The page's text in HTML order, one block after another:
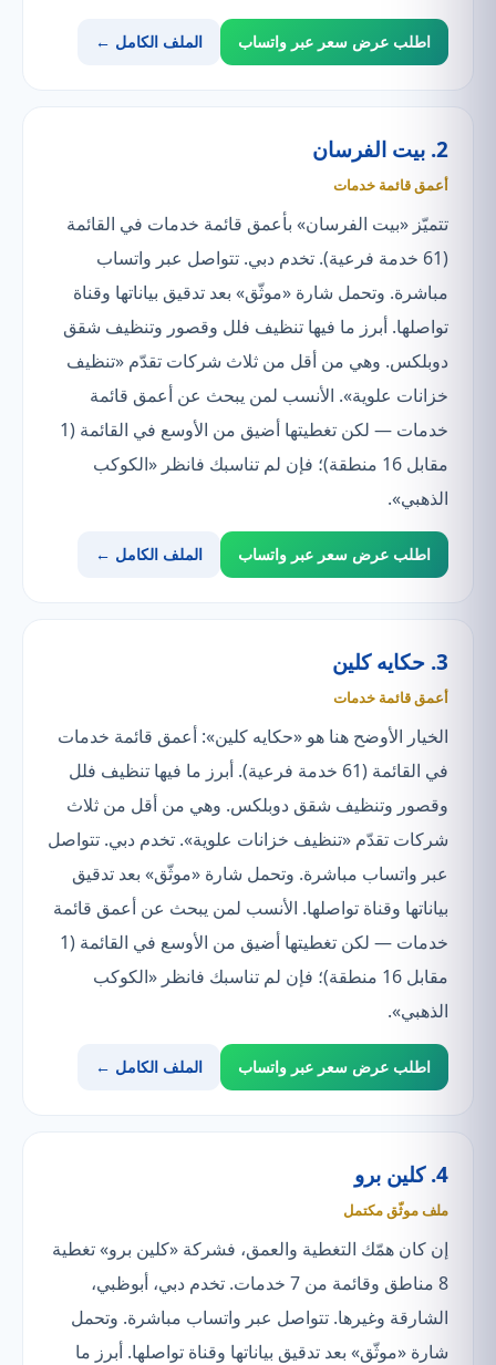
اطلب عرض سعر عبر واتساب الملف الكامل ←
2. بيت الفرسان
أعمق قائمة خدمات
تتميّز «بيت الفرسان» بأعمق قائمة خدمات في القائمة
(61 خدمة فرعية). تخدم دبي. تتواصل عبر واتساب
مباشرة. وتحمل شارة «موثّق» بعد تدقيق بياناتها وقناة
تواصلها. أبرز ما فيها تنظيف فلل وقصور وتنظيف شقق
دوبلكس. وهي من أقل من ثلاث شركات تقدّم «تنظيف
خزانات علوية». الأنسب لمن يبحث عن أعمق قائمة
خدمات — لكن تغطيتها أضيق من الأوسع في القائمة (1
مقابل 16 منطقة)؛ فإن لم تناسبك فانظر «الكوكب
الذهبي».
اطلب عرض سعر عبر واتساب الملف الكامل ←
3. حكايه كلين
أعمق قائمة خدمات
الخيار الأوضح هنا هو «حكايه كلين»: أعمق قائمة خدمات
في القائمة (61 خدمة فرعية). أبرز ما فيها تنظيف فلل
وقصور وتنظيف شقق دوبلكس. وهي من أقل من ثلاث
شركات تقدّم «تنظيف خزانات علوية». تخدم دبي. تتواصل
عبر واتساب مباشرة. وتحمل شارة «موثّق» بعد تدقيق
بياناتها وقناة تواصلها. الأنسب لمن يبحث عن أعمق قائمة
خدمات — لكن تغطيتها أضيق من الأوسع في القائمة (1
مقابل 16 منطقة)؛ فإن لم تناسبك فانظر «الكوكب
الذهبي».
اطلب عرض سعر عبر واتساب الملف الكامل ←
4. كلين برو
ملف موثّق مكتمل
إن كان همّك التغطية والعمق، فشركة «كلين برو» تغطية
8 مناطق وقائمة من 7 خدمات. تخدم دبي، أبوظبي،
الشارقة وغيرها. تتواصل عبر واتساب مباشرة. وتحمل
شارة «موثّق» بعد تدقيق بياناتها وقناة تواصلها. أبرز ما